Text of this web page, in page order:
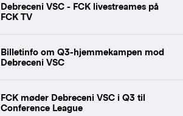
Debreceni VSC - FCK livestreames på
FCK TV
Billetinfo om Q3-hjemmekampen mod
Debreceni VSC
FCK møder Debreceni VSC i Q3 til
Conference League